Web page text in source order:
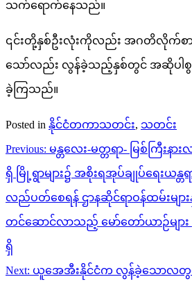
သက်ရောက်နေသည်။
၎င်းတို့နှစ်ဦးလုံးကိုလည်း အဂတိလိုက်စား
သော်လည်း လွန်ခဲ့သည့်နှစ်တွင် အဆိုပါစွပ်
ခဲ့ကြသည်။
Posted in နိုင်ငံတကာသတင်း, သတင်း
Post
navigation
Previous: မန္တလေး-မတ္တရာ- မြစ်ကြီးန
ရှိ မြို့ရွာများ၌ အစိုးရအုပ်ချုပ်ရေးယန္တရ
လည်ပတ်စေရန် ဌာနဆိုင်ရာဝန်ထမ်းများနှ
တင်ဆောင်လာသည့် မော်တော်ယာဉ်မျာ
ရှိ
Next: ယူအေအီးနိုင်ငံက လွန်ခဲ့သောလ